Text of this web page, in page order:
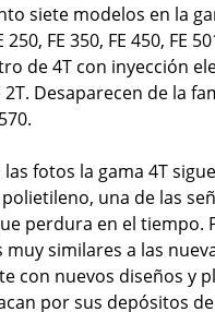
siete modelos en la
FE 350, FE 450, FE
de 4T con inyección
2T. Desaparecen de la
las fotos la gama 4T
una de las
perdura en el tiempo.
similares a las
con nuevos diseños y
por sus depósitos